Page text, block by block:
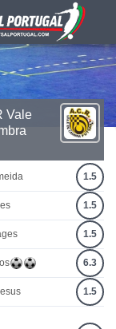
Vale
1.5
1.5
1.5
6.3
1.5